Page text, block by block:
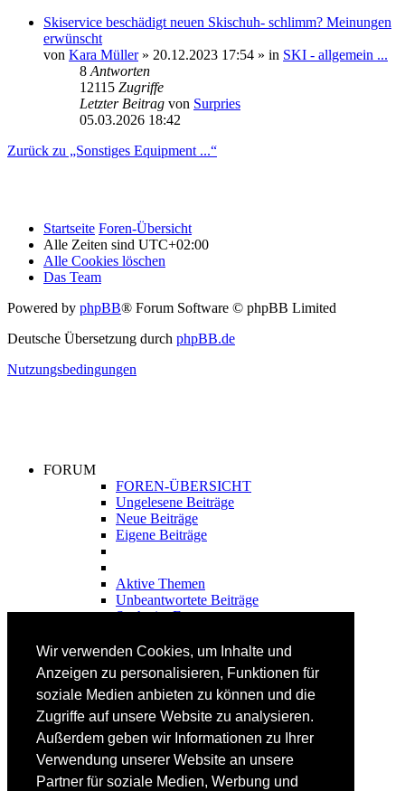
Wir verwenden Cookies, um Inhalte und
Anzeigen zu personalisieren, Funktionen für
soziale Medien anbieten zu können und die
Zugriffe auf unsere Website zu analysieren.
Außerdem geben wir Informationen zu Ihrer
Verwendung unserer Website an unsere
Partner für soziale Medien, Werbung und
Skiservice beschädigt neuen Skischuh- schlimm? Meinungen
erwünscht
von Kara Müller» 20.12.2023 17:54 » in SKI - allgemein ...
8 Antworten
12115 Zugriffe
Letzter Beitrag von Surpries
05.03.2026 18:42
Zurück zu „Sonstiges Equipment ...“
Startseite Foren-Übersicht
Alle Zeiten sind UTC+02:00
Alle Cookies löschen
Das Team
Powered by phpBB® Forum Software © phpBB Limited
Deutsche Übersetzung durch phpBB.de
Nutzungsbedingungen
FORUM
FOREN-ÜBERSICHT
Ungelesene Beiträge
Neue Beiträge
Eigene Beiträge
Aktive Themen
Unbeantwortete Beiträge
Suche im Forum
FAHRTECHNIK
Fortgeschrittene
Lehrplan
Videoanalyse
SKI
SKITEST